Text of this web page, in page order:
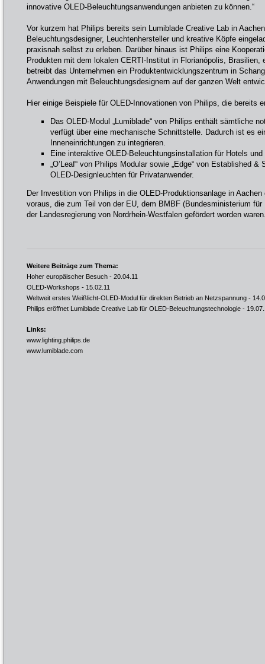
innovative OLED-Beleuchtungsanwendungen anbieten zu können.“
Vor kurzem hat Philips bereits sein Lumiblade Creative Lab in
Beleuchtungsdesigner, Leuchtenhersteller und kreative Köpfe
praxisnah selbst zu erleben. Darüber hinaus ist Philips eine
Produkten mit dem lokalen CERTI-Institut in Florianópolis, Brasilien,
betreibt das Unternehmen ein Produktentwicklungszentrum in
Anwendungen mit Beleuchtungsdesignern auf der ganzen Welt
Hier einige Beispiele für OLED-Innovationen von Philips, die bereits
Das OLED-Modul „Lumiblade“ von Philips enthält sämtliche
verfügt über eine mechanische Schnittstelle. Dadurch ist es
Inneneinrichtungen zu integrieren.
Eine interaktive OLED-Beleuchtungsinstallation für Hotels
„O’Leaf“ von Philips Modular sowie „Edge“ von Established
OLED-Designleuchten für Privatanwender.
Der Investition von Philips in die OLED-Produktionsanlage in
voraus, die zum Teil von der EU, dem BMBF (Bundesministerium
der Landesregierung von Nordrhein-Westfalen gefördert worden
Weitere Beiträge zum Thema:
Hoher europäischer Besuch - 20.04.11
OLED-Workshops - 15.02.11
Weltweit erstes Weißlicht-OLED-Modul für direkten Betrieb an Netzspannung -
Philips eröffnet Lumiblade Creative Lab für OLED-Beleuchtungstechnologie -
Links:
www.lighting.philips.de
www.lumiblade.com